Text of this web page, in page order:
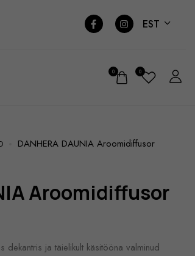
EST
0 0
DANHERA DAUNIA Aroomidiffusor
dekantris ja täielikult käsitööna valminud